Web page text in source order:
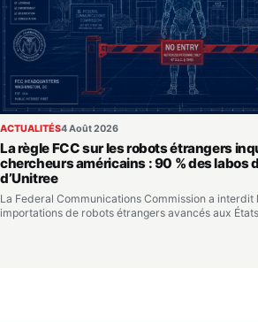
ACTUALITÉS4 Août 2026
La règle FCC sur les robots étrangers
chercheurs américains : 90 % des labos
d’Unitree
La Federal Communications Commission a
importations de robots étrangers avancés aux